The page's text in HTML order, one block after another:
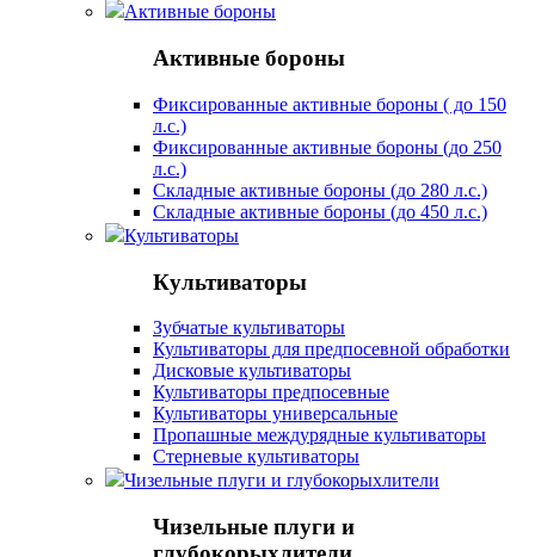
Активные бороны
Активные бороны
Фиксированные активные бороны ( до 150
л.с.)
Фиксированные активные бороны (до 250
л.с.)
Складные активные бороны (до 280 л.с.)
Складные активные бороны (до 450 л.с.)
Культиваторы
Культиваторы
Зубчатые культиваторы
Культиваторы для предпосевной обработки
Дисковые культиваторы
Культиваторы предпосевные
Культиваторы универсальные
Пропашные междурядные культиваторы
Стерневые культиваторы
Чизельные плуги и глубокорыхлители
Чизельные плуги и